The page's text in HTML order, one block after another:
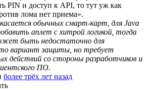
PIN и доступ к API, то тут уж как
лома нет приема».
касается обычных смарт-карт, для Java
аплет с хитрой логикой, тогда
быть недостаточно для
вариант защиты, но требует
действий со стороны разработчиков и
ПО.
более трёх лет назад